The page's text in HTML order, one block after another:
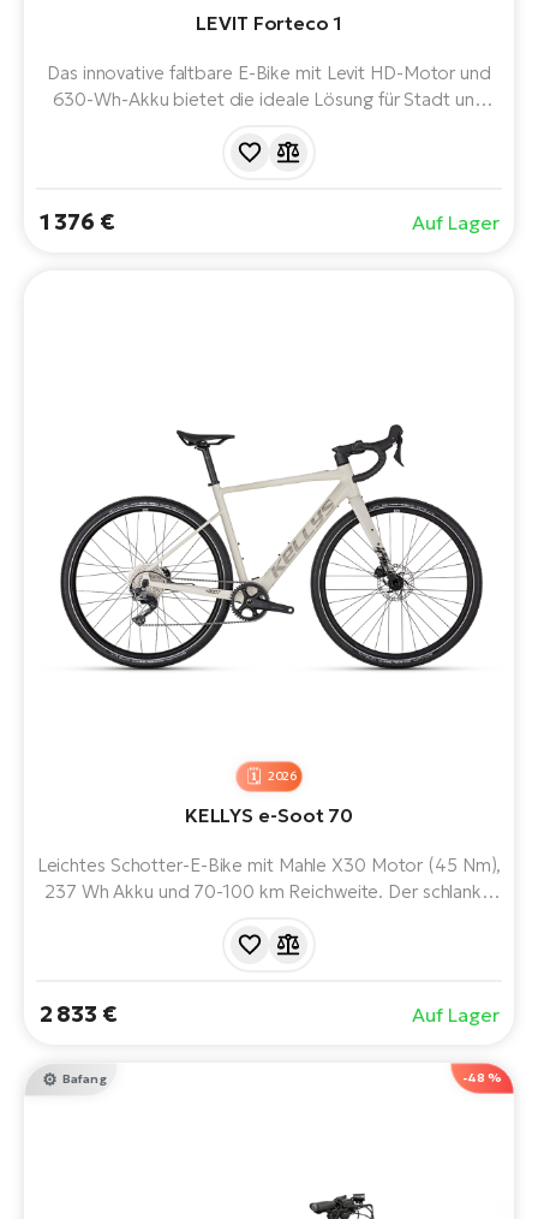
LEVIT Forteco 1
Das innovative faltbare E-Bike mit Levit HD-Motor und
630-Wh-Akku bietet die ideale Lösung für Stadt und
Federgabel und die praktische Ausstattung mit einem
1 376 € Auf Lager
2026
KELLYS e-Soot 70
Leichtes Schotter-E-Bike mit Mahle X30 Motor (45 Nm),
237 Wh Akku und 70-100 km Reichweite. Der schlanke
Shimano GRX-Bremsen und die 11-Gang-Schaltung
2 833 € Auf Lager
-48 %
Bafang